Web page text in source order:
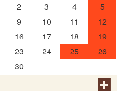
2 3 4
5
9 10 11
12
16 17 18
19
23 24 25
26
30